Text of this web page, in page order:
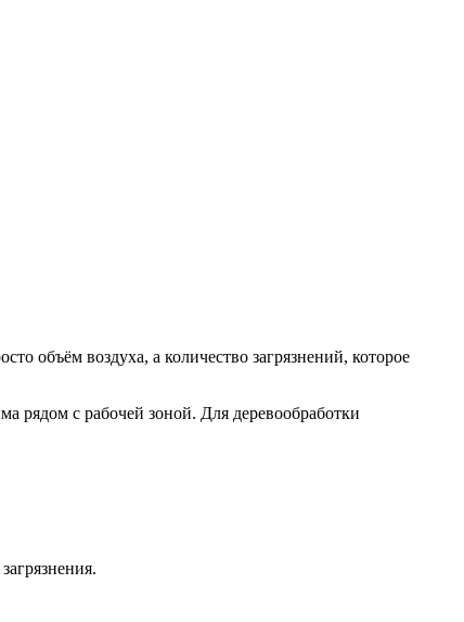
объём воздуха, а количество загрязнений, которое
рядом с рабочей зоной. Для деревообработки